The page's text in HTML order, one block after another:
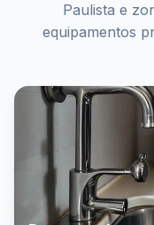
Paulista e
equipamentos